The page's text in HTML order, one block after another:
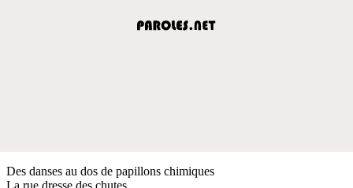
Des danses au dos de papillons chimiques
La rue dresse des chutes